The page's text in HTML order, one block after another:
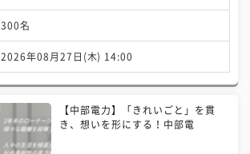
300名
2026年08月27日(木) 14:00
【中部電力】「きれいごと」を貫
き、想いを形にする！中部電